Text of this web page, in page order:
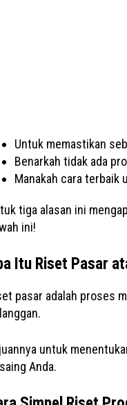
Untuk memastikan
Benarkah tidak ada
Manakah cara terbaik
tiga alasan ini
ini!
Itu Riset Pasar
pasar adalah proses
untuk
Anda.